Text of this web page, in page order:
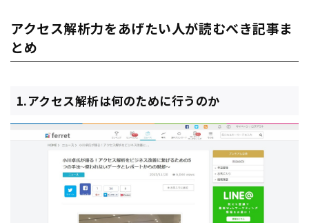
アクセス解析力をあげたい人が読むべき記事ま
とめ
1.アクセス解析は何のために行うのか